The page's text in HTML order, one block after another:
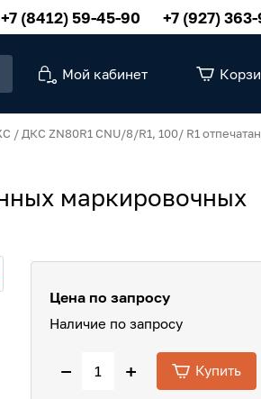
+7 (8412) 59-45-90 +7 (927)
Мой кабинет
/ ДКС ZN80R1 CNU/8/R1, 100/ R1
маркировочных
Цена по запросу
Наличие по запросу
− + Купить